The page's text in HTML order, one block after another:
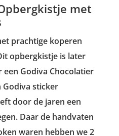
met
prachtige koperen
opbergkistje is later
Godiva Chocolatier
Godiva sticker
door de jaren een
Daar de handvaten
waren hebben we 2